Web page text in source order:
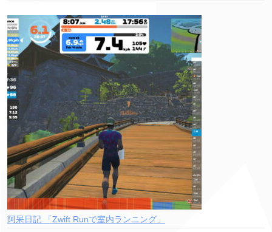
阿呆日記 「Zwift Runで室内ランニング」